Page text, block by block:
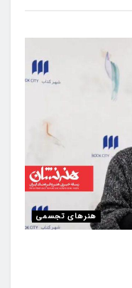
هنرهای تجسمی